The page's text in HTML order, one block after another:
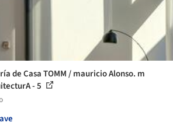
de Casa TOMM / mauricio Alonso. m
- 5